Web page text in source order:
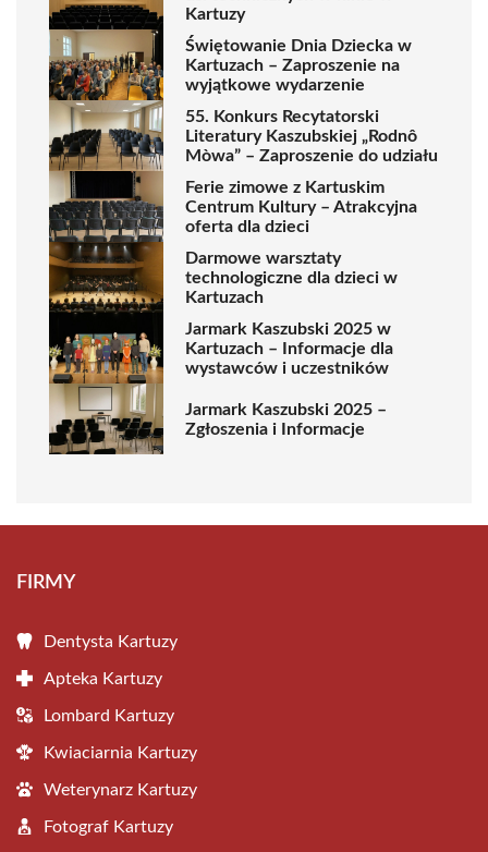
Kartuzy
Świętowanie Dnia Dziecka w
Kartuzach – Zaproszenie na
wyjątkowe wydarzenie
55. Konkurs Recytatorski
Literatury Kaszubskiej „Rodnô
Mòwa” – Zaproszenie do udziału
Ferie zimowe z Kartuskim
Centrum Kultury – Atrakcyjna
oferta dla dzieci
Darmowe warsztaty
technologiczne dla dzieci w
Kartuzach
Jarmark Kaszubski 2025 w
Kartuzach – Informacje dla
wystawców i uczestników
Jarmark Kaszubski 2025 –
Zgłoszenia i Informacje
FIRMY
Dentysta Kartuzy
Apteka Kartuzy
Lombard Kartuzy
Kwiaciarnia Kartuzy
Weterynarz Kartuzy
Fotograf Kartuzy